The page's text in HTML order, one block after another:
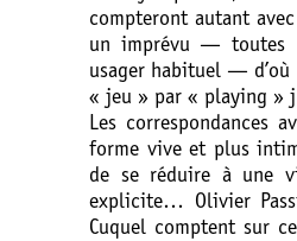
compteront autant
un imprévu — toutes
usager habituel­ — d’où
« jeu » par « playing »
Les correspondances
forme vive et plus
de se réduire à une
explicite… Olivier
Cuquel comptent sur